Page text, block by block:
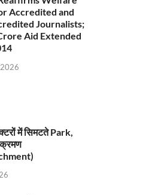
Accredited and
Journalists;
Aid Extended
में सिमटते Park,